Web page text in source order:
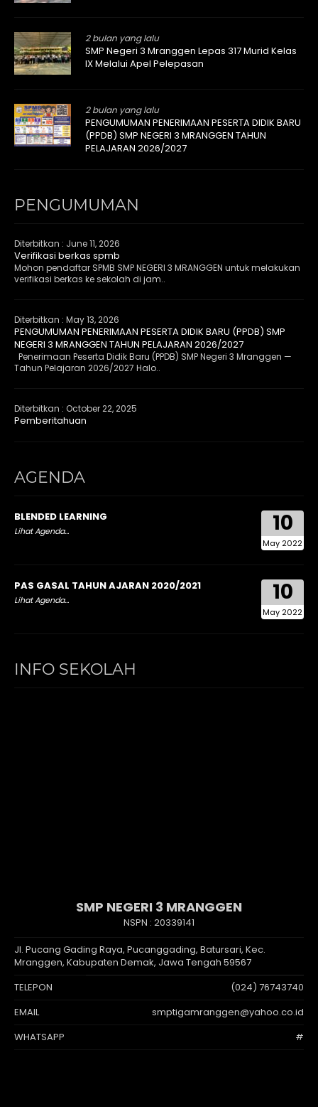
2 bulan yang lalu
SMP Negeri 3 Mranggen Lepas 317 Murid Kelas
IX Melalui Apel Pelepasan
2 bulan yang lalu
PENGUMUMAN PENERIMAAN PESERTA DIDIK BARU
(PPDB) SMP NEGERI 3 MRANGGEN TAHUN
PELAJARAN 2026/2027
PENGUMUMAN
Diterbitkan : June 11, 2026
Verifikasi berkas spmb
Mohon pendaftar SPMB SMP NEGERI 3 MRANGGEN untuk melakukan
verifikasi berkas ke sekolah di jam..
Diterbitkan : May 13, 2026
PENGUMUMAN PENERIMAAN PESERTA DIDIK BARU (PPDB) SMP
NEGERI 3 MRANGGEN TAHUN PELAJARAN 2026/2027
Penerimaan Peserta Didik Baru (PPDB) SMP Negeri 3 Mranggen —
Tahun Pelajaran 2026/2027 Halo..
Diterbitkan : October 22, 2025
Pemberitahuan
AGENDA
10
May 2022
BLENDED LEARNING
Lihat Agenda...
10
May 2022
PAS GASAL TAHUN AJARAN 2020/2021
Lihat Agenda...
INFO SEKOLAH
SMP NEGERI 3 MRANGGEN
NSPN : 20339141
Jl. Pucang Gading Raya, Pucanggading, Batursari, Kec.
Mranggen, Kabupaten Demak, Jawa Tengah 59567
TELEPON
(024) 76743740
EMAIL
smptigamranggen@yahoo.co.id
WHATSAPP
#